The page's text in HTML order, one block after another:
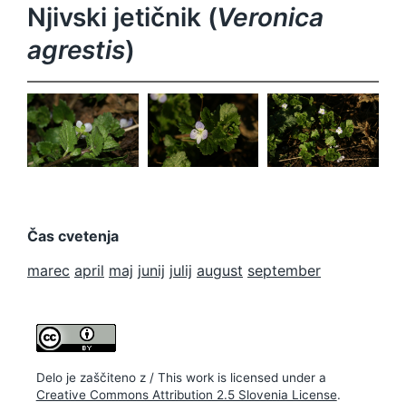
Njivski jetičnik (Veronica
agrestis)
Veronica
agrestis
Veronica
agrestis
Veronica
agrestis
Čas cvetenja
marec april maj junij julij august september
Delo je zaščiteno z / This work is licensed under a
Creative Commons Attribution 2.5 Slovenia License.